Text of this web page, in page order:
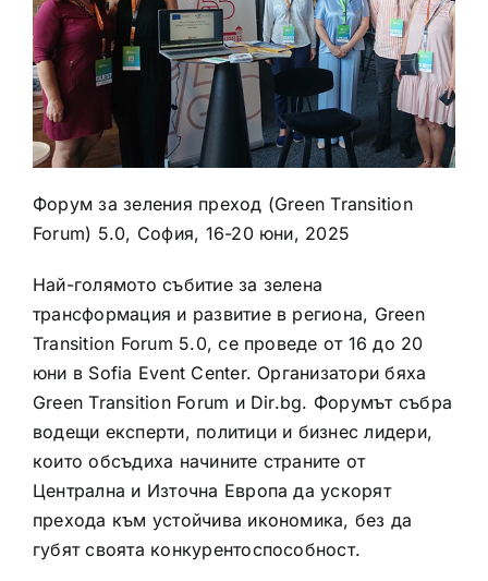
Форум за зеления преход (Green Transition
Forum) 5.0, София, 16-20 юни, 2025
Най-голямото събитие за зелена
трансформация и развитие в региона, Green
Transition Forum 5.0, се проведе от 16 до 20
юни в Sofia Event Center. Организатори бяха
Green Transition Forum и Dir.bg. Форумът събра
водещи експерти, политици и бизнес лидери,
които обсъдиха начините страните от
Централна и Източна Европа да ускорят
прехода към устойчива икономика, без да
губят своята конкурентоспособност.